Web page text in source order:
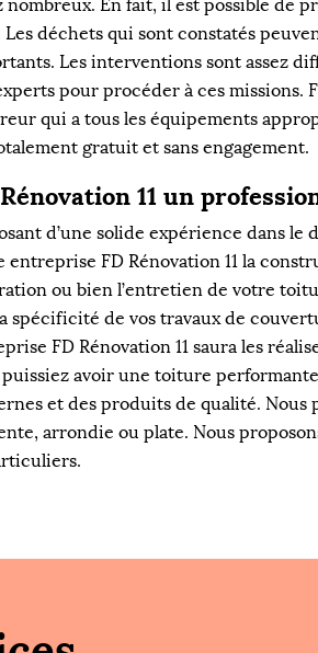
nombreux. En fait, il est possible de
Les déchets qui sont constatés
Les interventions sont assez
pour procéder à ces missions.
qui a tous les équipements
gratuit et sans engagement.
11 un
d’une solide expérience dans le
entreprise FD Rénovation 11 la
ou bien l’entretien de votre
spécificité de vos travaux de
FD Rénovation 11 saura les
puissiez avoir une toiture
et des produits de qualité.
arrondie ou plate. Nous